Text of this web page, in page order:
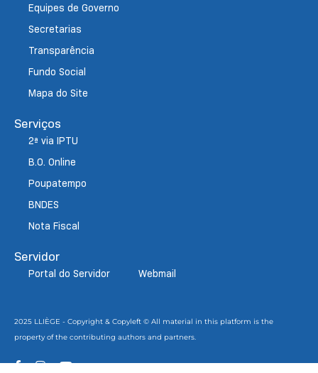
Equipes de Governo
Secretarias
Transparência
Fundo Social
Mapa do Site
Serviços
2ª via IPTU
B.O. Online
Poupatempo
BNDES
Nota Fiscal
Servidor
Portal do Servidor Webmail
2025 LLIÈGE - Copyright & Copyleft © All material in this platform is the
property of the contributing authors and partners.